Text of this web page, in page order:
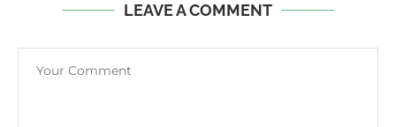
LEAVE A COMMENT